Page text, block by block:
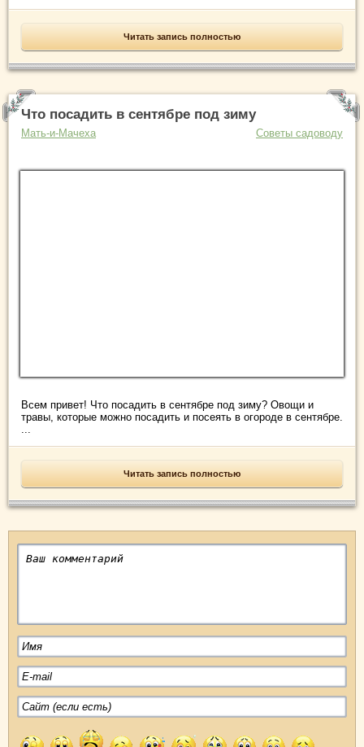
Читать запись полностью
Что посадить в сентябре под зиму
Мать-и-Мачеха Советы садоводу
Всем привет! Что посадить в сентябре под зиму? Овощи и
травы, которые можно посадить и посеять в огороде в сентябре.
...
Читать запись полностью